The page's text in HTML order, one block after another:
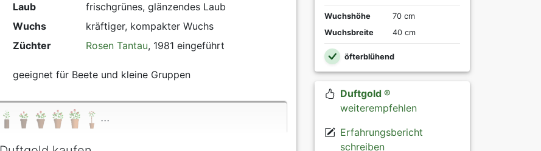
Laub
frischgrünes, glänzendes Laub
Wuchs
kräftiger, kompakter Wuchs
Züchter
Rosen Tantau, 1981 eingeführt
geeignet für Beete und kleine Gruppen
...
Wuchshöhe
70 cm
Wuchsbreite
40 cm
öfterblühend
Duftgold ®
weiterempfehlen
Erfahrungsbericht
schreiben